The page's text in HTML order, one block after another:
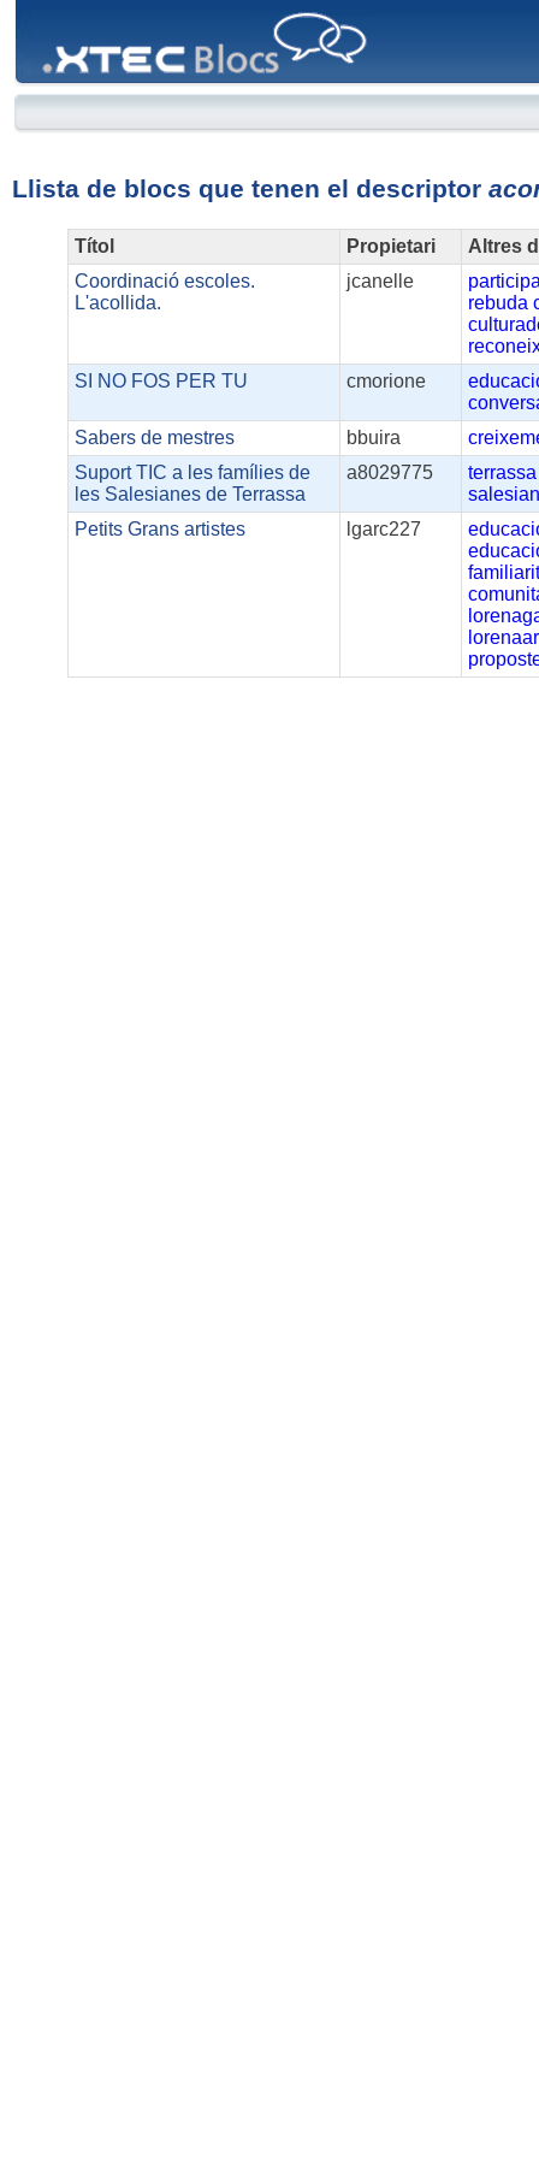
Llista de blocs que tenen el descriptor
Títol Propietari
Altres
Coordinació escoles.
L'acollida.
jcanelle
rebuda
SI NO FOS PER TU
cmorione
Sabers de mestres
bbuira
Suport TIC a les famílies de
les Salesianes de Terrassa
a8029775
terrassa
Petits Grans artistes
lgarc227